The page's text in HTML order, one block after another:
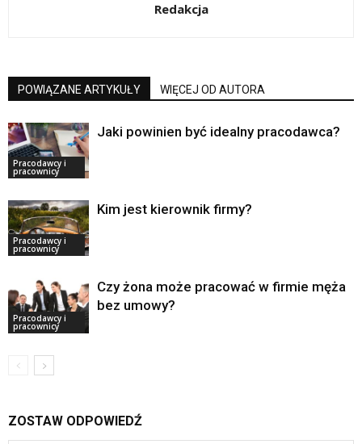
Redakcja
POWIĄZANE ARTYKUŁY WIĘCEJ OD AUTORA
Pracodawcy i
pracownicy
Jaki powinien być idealny pracodawca?
Pracodawcy i
pracownicy
Kim jest kierownik firmy?
Pracodawcy i
pracownicy
Czy żona może pracować w firmie męża
bez umowy?
ZOSTAW ODPOWIEDŹ